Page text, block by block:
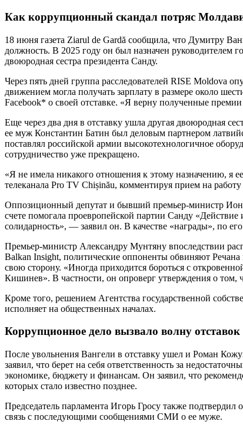
Как коррупционный скандал потряс
18 июня газета Ziarul de Gardă сообщила, что Думитру
должность. В 2025 году он был назначен руководителем
двоюродная сестра президента Санду.
Через пять дней группа расследователей RISE Moldova
движением могла получать зарплату в размере около
Facebook* о своей отставке. «Я верну полученные
Еще через два дня в отставку ушла другая двоюродная
ее муж Константин Батин был деловым партнером
поставлял российской армии высокотехнологичное
сотрудничество уже прекращено.
«Я не имела никакого отношения к этому назначению, я
телеканала Pro TV Chișinău, комментируя прием на
Оппозиционный депутат и бывший премьер-министр Ион
счете помогала проевропейской партии Санду
солидарность», — заявил он. В качестве «награды», по
Премьер-министр Александру Мунтяну впоследствии
Balkan Insight, политические оппоненты обвиняют Речана
свою сторону. «Иногда приходится бороться с
Кишинев». В частности, он опроверг утверждения о том,
Кроме того, решением Агентства государственной
исполняет на общественных началах.
Коррупционное дело вызвало волну отставок
После увольнения Вангели в отставку ушел и Роман
заявил, что берет на себя ответственность за
экономике, бюджету и финансам. Он заявил, что
которых стало известно позднее.
Председатель парламента Игорь Гросу также подтвердил
связь с последующими сообщениями СМИ о ее муже.